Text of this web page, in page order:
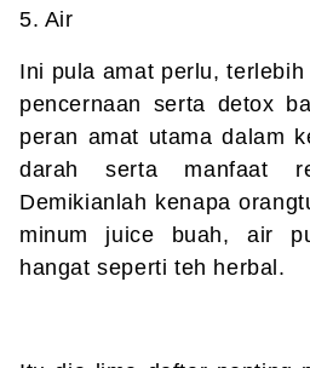
5. Air
Ini pula amat perlu,
pencernaan serta detox
peran amat utama dalam
darah serta manfaat
Demikianlah kenapa
minum juice buah, air
hangat seperti teh herbal.